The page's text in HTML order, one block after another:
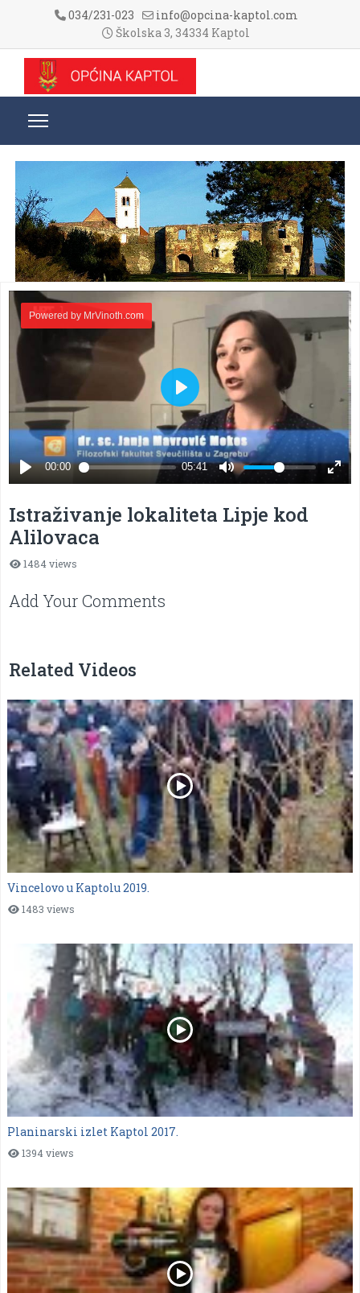
034/231-023
info@opcina-kaptol.com
Školska 3, 34334 Kaptol
Istraživanje lokaliteta Lipje kod
Alilovaca
1484 views
Add Your Comments
Related Videos
Vincelovo u Kaptolu 2019.
1483 views
Planinarski izlet Kaptol 2017.
1394 views